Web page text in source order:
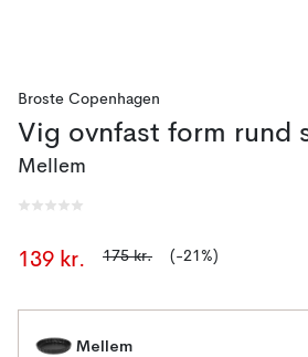
Broste Copenhagen
Vig ovnfast form rund
Mellem
139 kr. 175 kr. (-21%)
Mellem